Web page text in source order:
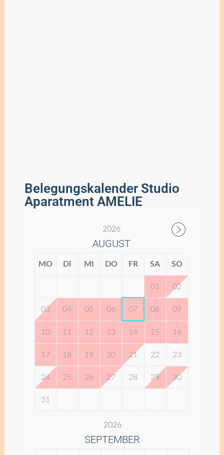
Belegungskalender Studio
Aparatment AMELIE
2026
AUGUST
MO DI MI DO FR SA SO
01 02
03 04 05 06 07 08 09
10 11 12 13 14 15 16
17 18 19 20 21 22 23
24 25 26 27 28 29 30
31
2026
SEPTEMBER